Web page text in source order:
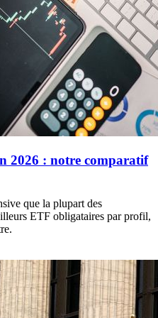
2026 : notre comparatif
que la plupart des
ETF obligataires par profil,